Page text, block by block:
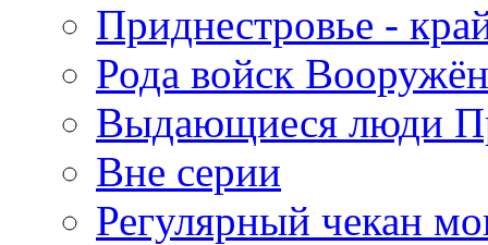
Приднестровье -
Рода войск
Выдающиеся люди
Вне серии
Регулярный чекан